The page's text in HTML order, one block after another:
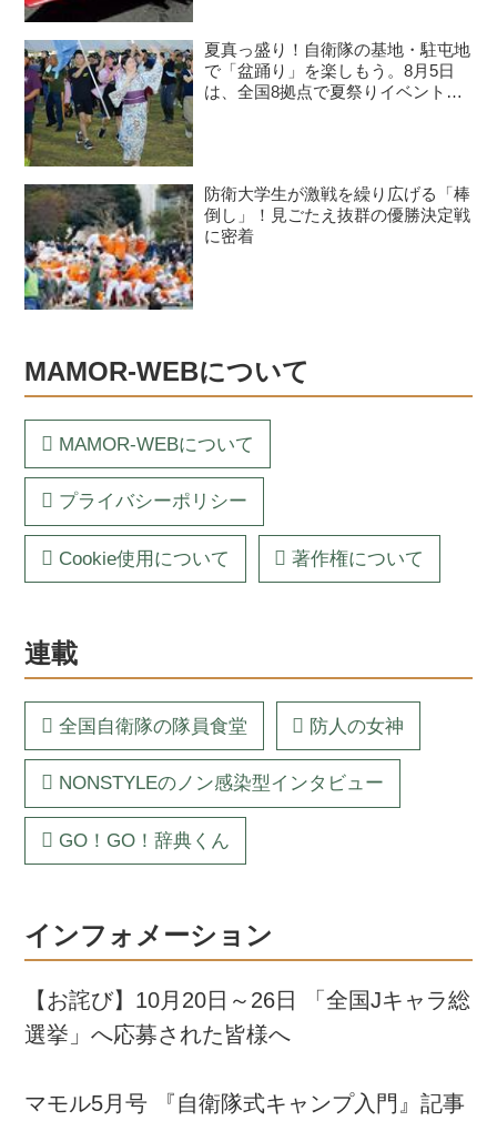
夏真っ盛り！自衛隊の基地・駐屯地
で「盆踊り」を楽しもう。8月5日
は、全国8拠点で夏祭りイベントが
防衛大学生が激戦を繰り広げる「棒
倒し」！見ごたえ抜群の優勝決定戦
に密着
MAMOR-WEBについて
MAMOR-WEBについて
プライバシーポリシー
Cookie使用について 著作権について
連載
全国自衛隊の隊員食堂 防人の女神
NONSTYLEのノン感染型インタビュー
GO！GO！辞典くん
インフォメーション
【お詫び】10月20日～26日 「全国Jキャラ総
選挙」へ応募された皆様へ
マモル5月号 『自衛隊式キャンプ入門』記事